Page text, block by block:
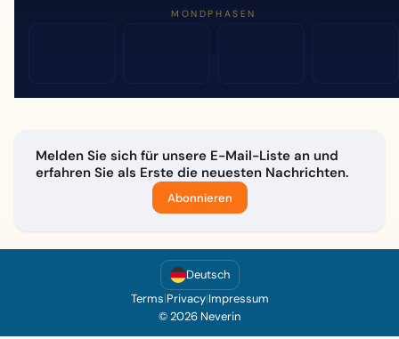
MONDPHASEN
Melden Sie sich für unsere E-Mail-Liste an und
erfahren Sie als Erste die neuesten Nachrichten.
Abonnieren
Deutsch
Terms|Privacy|Impressum
© 2026 Neverin